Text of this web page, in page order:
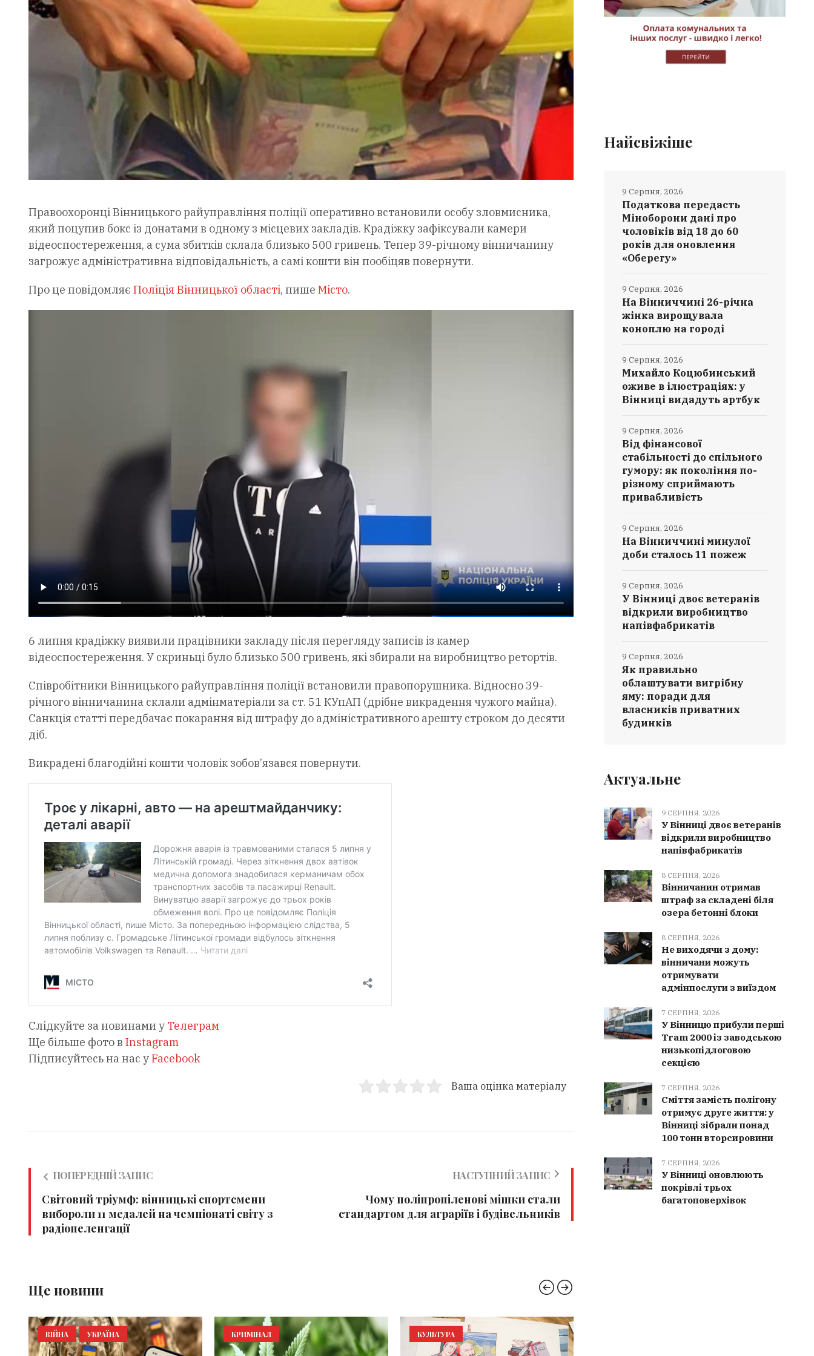
Правоохоронці Вінницького райуправління поліції оперативно встановили особу зловмисника,
який поцупив бокс із донатами в одному з місцевих закладів. Крадіжку зафіксували камери
відеоспостереження, а сума збитків склала близько 500 гривень. Тепер 39-річному вінничанину
загрожує адміністративна відповідальність, а самі кошти він пообіцяв повернути.
Про це повідомляє Поліція Вінницької області, пише Місто.
6 липня крадіжку виявили працівники закладу після перегляду записів із камер
відеоспостереження. У скриньці було близько 500 гривень, які збирали на виробництво ретортів.
Співробітники Вінницького райуправління поліції встановили правопорушника. Відносно 39-
річного вінничанина склали адмінматеріали за ст. 51 КУпАП (дрібне викрадення чужого майна).
Санкція статті передбачає покарання від штрафу до адміністративного арешту строком до десяти
діб.
Викрадені благодійні кошти чоловік зобов’язався повернути.
Слідкуйте за новинами у Телеграм
Ще більше фото в Instagram
Підписуйтесь на нас уFacebook
Ваша оцінка матеріалу
ПОПЕРЕДНІЙ ЗАПИС
Світовий тріумф: вінницькі спортсмени
вибороли 11 медалей на чемпіонаті світу з
радіопеленгації
НАСТУПНИЙ ЗАПИС
Чому поліпропіленові мішки стали
стандартом для аграріїв і будівельників
Ще новини
ВІЙНА УКРАЇНА КРИМІНАЛ КУЛЬТУРА
Найсвіжіше
Податкова передасть
Міноборони дані про
чоловіків від 18 до 60
років для оновлення
«Оберегу»
9 Серпня, 2026
На Вінниччині 26-річна
жінка вирощувала
коноплю на городі
9 Серпня, 2026
Михайло Коцюбинський
оживе в ілюстраціях: у
Вінниці видадуть артбук
9 Серпня, 2026
Від фінансової
стабільності до спільного
гумору: як покоління по-
різному сприймають
привабливість
9 Серпня, 2026
На Вінниччині минулої
доби сталось 11 пожеж
9 Серпня, 2026
У Вінниці двоє ветеранів
відкрили виробництво
напівфабрикатів
9 Серпня, 2026
Як правильно
облаштувати вигрібну
яму: поради для
власників приватних
будинків
9 Серпня, 2026
Актуальне
9 СЕРПНЯ, 2026
У Вінниці двоє ветеранів
відкрили виробництво
напівфабрикатів
8 СЕРПНЯ, 2026
Вінничанин отримав
штраф за складені біля
озера бетонні блоки
8 СЕРПНЯ, 2026
Не виходячи з дому:
вінничани можуть
отримувати
адмінпослуги з виїздом
7 СЕРПНЯ, 2026
У Вінницю прибули перші
Tram 2000 із заводською
низькопідлоговою
секцією
7 СЕРПНЯ, 2026
Сміття замість полігону
отримує друге життя: у
Вінниці зібрали понад
100 тонн вторсировини
7 СЕРПНЯ, 2026
У Вінниці оновлюють
покрівлі трьох
багатоповерхівок